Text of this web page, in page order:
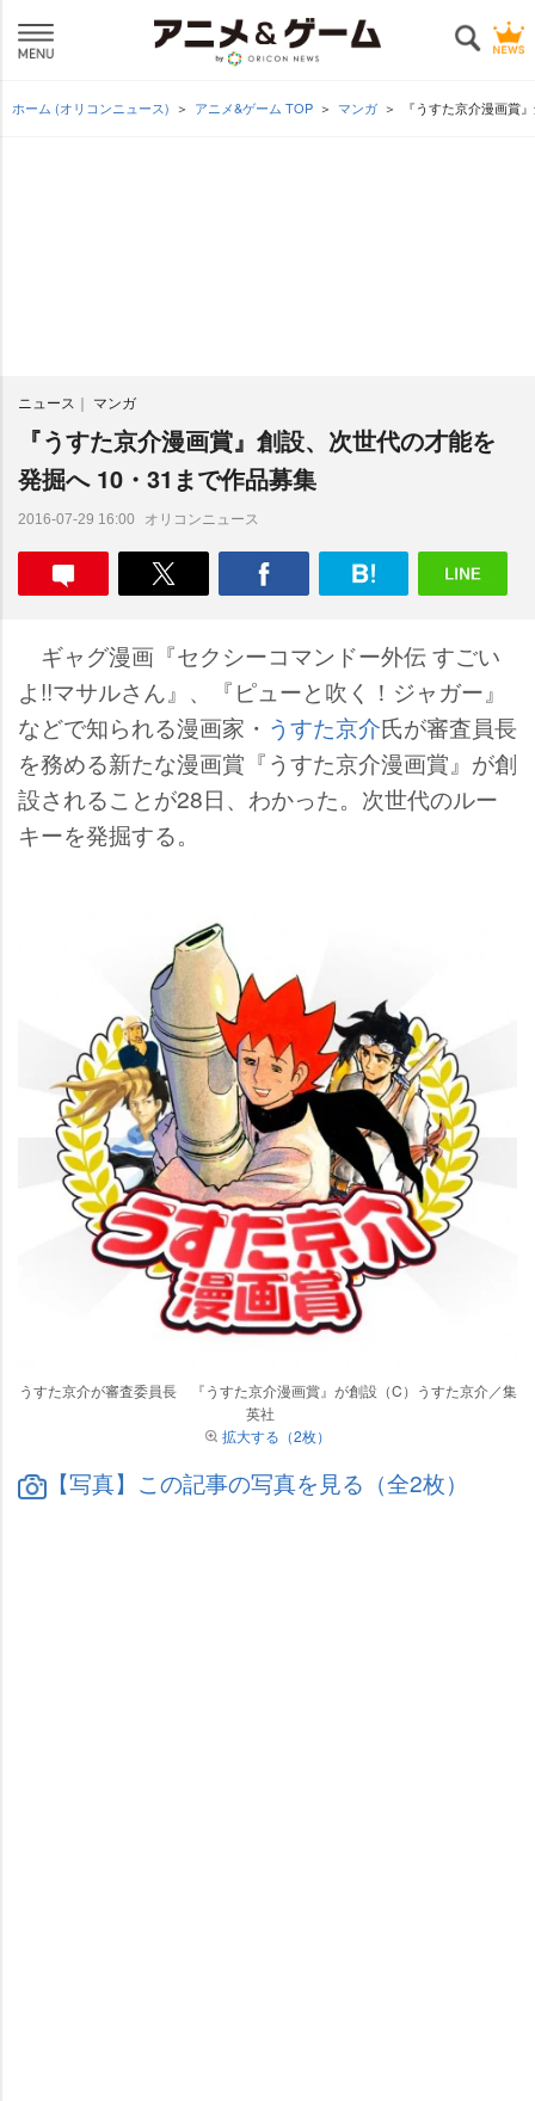
ホーム (オリコンニュース) アニメ&ゲーム TOP マンガ 『うすた京介漫画賞
ニュース マンガ
『うすた京介漫画賞』創設、次世代の才能を
発掘へ 10・31まで作品募集
2016-07-29 16:00 オリコンニュース
ギャグ漫画『セクシーコマンドー外伝 すごい
よ!!マサルさん』、『ピューと吹く！ジャガー』
などで知られる漫画家・ うすた京介氏が審査員長
を務める新たな漫画賞『うすた京介漫画賞』が創
設されることが28日、わかった。次世代のルー
キーを発掘する。
うすた京介が審査委員長 『うすた京介漫画賞』が創設（C）うすた京介／集
英社
拡大する（2枚）
【写真】この記事の写真を見る（全2枚）